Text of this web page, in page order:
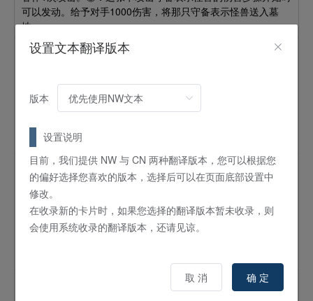
可以发动。给予对手1000伤害，将那只守备表示怪兽送入墓
地。
小翼龙
2 星 / ATK:500 /DEF:500 / /
①：这张卡被效果破坏并送入墓地的场合必定发动。从卡组特
殊召唤1只等级4以上的恐龙族怪兽。用这个效果特殊召唤的怪
兽这个回合不能攻击。
洁净影响者
2 星 /ATK:0 /DEF: 900 / 魔法师 / 光
①：这张卡作为同调素材被送入墓地的场合必定发动。自己从
设置文本翻译版本
版本
设置说明
目前，我们提供 NW 与 CN 两种翻译版本，您可以根据您
的偏好选择您喜欢的版本，选择后可以在页面底部设置中
修改。
在收录新的卡片时，如果您选择的翻译版本暂未收录，则
会使用系统收录的翻译版本，还请见谅。
取 消 确 定